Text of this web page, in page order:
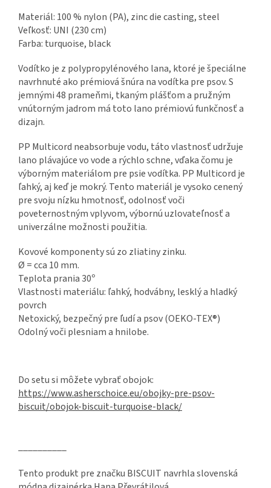
Materiál: 100 % nylon (PA), zinc die casting, steel
Veľkosť: UNI (230 cm)
Farba: turquoise, black
Vodítko je z polypropylénového lana, ktoré je špeciálne
navrhnuté ako prémiová šnúra na vodítka pre psov. S
jemnými 48 prameňmi, tkaným plášťom a pružným
vnútorným jadrom má toto lano prémiovú funkčnosť a
dizajn.
PP Multicord neabsorbuje vodu, táto vlastnosť udržuje
lano plávajúce vo vode a rýchlo schne, vďaka čomu je
výborným materiálom pre psie vodítka. PP Multicord je
ľahký, aj keď je mokrý. Tento materiál je vysoko cenený
pre svoju nízku hmotnosť, odolnosť voči
poveternostným vplyvom, výbornú uzlovateľnosť a
univerzálne možnosti použitia.
Kovové komponenty sú zo zliatiny zinku.
Ø = cca 10 mm.
Teplota prania 30º
Vlastnosti materiálu: ľahký, hodvábny, lesklý a hladký
povrch
Netoxický, bezpečný pre ľudí a psov (OEKO-TEX®)
Odolný voči plesniam a hnilobe.
Do setu si môžete vybrať obojok:
https://www.asherschoice.eu/obojky-pre-psov-
biscuit/obojok-biscuit-turquoise-black/
Tento produkt pre značku BISCUIT navrhla slovenská